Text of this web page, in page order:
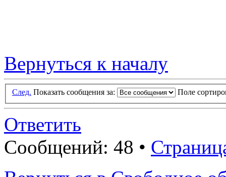
Вернуться к началу
След. Показать сообщения за: Поле
Ответить
Сообщений: 48 •